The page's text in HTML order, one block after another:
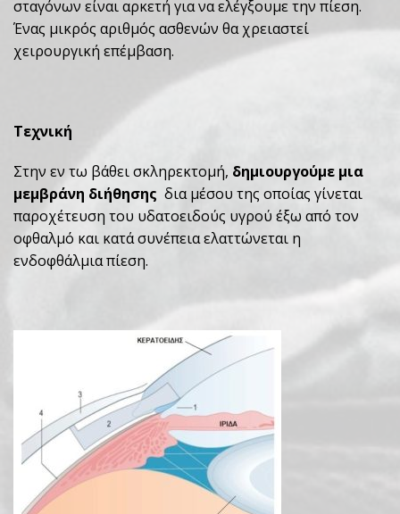
σταγόνων είναι αρκετή για να ελέγξουμε την πίεση.
Ένας μικρός αριθμός ασθενών θα χρειαστεί
χειρουργική επέμβαση.
Τεχνική
Στην εν τω βάθει σκληρεκτομή, δημιουργούμε μια
μεμβράνη διήθησης δια μέσου της οποίας γίνεται
παροχέτευση του υδατοειδούς υγρού έξω από τον
οφθαλμό και κατά συνέπεια ελαττώνεται η
ενδοφθάλμια πίεση.